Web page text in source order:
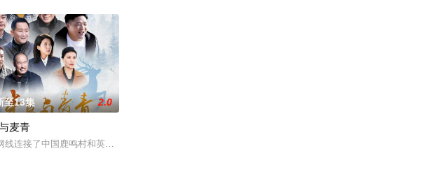
虽引发哗然，
，张謇虽高中状元，却渴望寻求强国之路。他毅然弃
备银行”发行的伪钞货币。根据党中央指示，高景波、徐邵梁、孙希光和黄鹰等人开始筹
至13集 2.0
麦青
线连接了中国鹿鸣村和英国牛津，麦香通过视频向米良宣告：婚不结了。鹿鸣村开了锅，村民大骂麦香